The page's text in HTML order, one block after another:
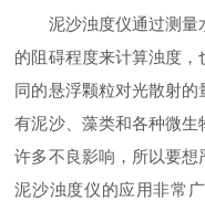
泥沙浊度仪通过测量
的阻碍程度来计算浊度
同的悬浮颗粒对光散射
有泥沙、藻类和各种微
许多不良影响，所以要想
泥沙浊度仪的应用非常